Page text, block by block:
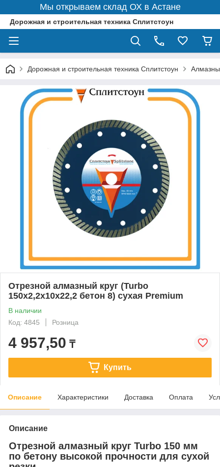
Мы открываем склад ОХ в Астане
Дорожная и строительная техника Сплитстоун
Дорожная и строительная техника Сплитстоун
Отрезной алмазный круг (Turbo
150x2,2x10x22,2 бетон 8) сухая Premium
В наличии
Код: 4845
Розница
4 957,50 ₸
Купить
Описание Характеристики Доставка Оплата
Описание
Отрезной алмазный круг Turbo 150 мм
по бетону высокой прочности для сухой